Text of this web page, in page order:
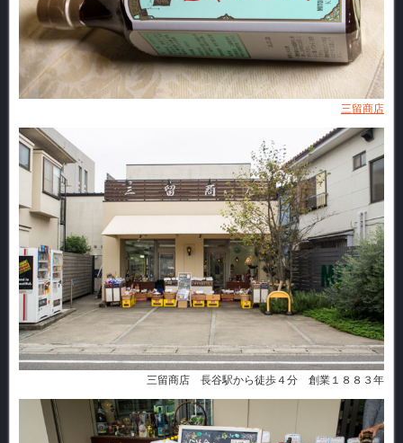
三留商店
三留商店 長谷駅から徒歩４分 創業１８８３年